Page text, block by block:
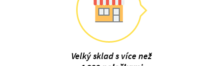
Velký sklad s více než